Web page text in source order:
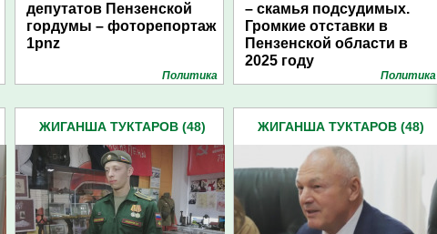
депутатов Пензенской
гордумы – фоторепортаж
1pnz
Политика
– скамья подсудимых.
Громкие отставки в
Пензенской области в
2025 году
Политика
ЖИГАНША ТУКТАРОВ (48) ЖИГАНША ТУКТАРОВ (48)